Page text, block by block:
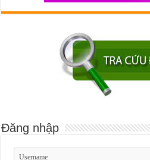
Đăng nhập